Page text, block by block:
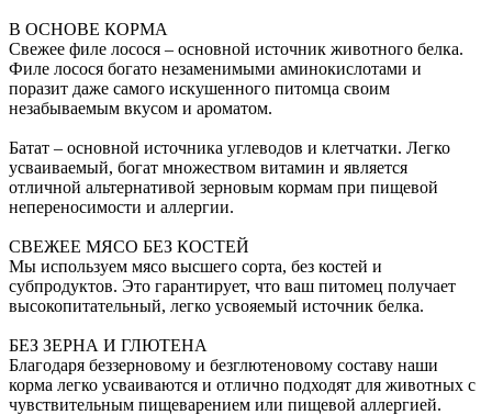
В ОСНОВЕ КОРМА
Свежее филе лосося – основной источник животного белка.
Филе лосося богато незаменимыми аминокислотами и
поразит даже самого искушенного питомца своим
незабываемым вкусом и ароматом.
Батат – основной источника углеводов и клетчатки. Легко
усваиваемый, богат множеством витамин и является
отличной альтернативой зерновым кормам при пищевой
непереносимости и аллергии.
СВЕЖЕЕ МЯСО БЕЗ КОСТЕЙ
Мы используем мясо высшего сорта, без костей и
субпродуктов. Это гарантирует, что ваш питомец получает
высокопитательный, легко усвояемый источник белка.
БЕЗ ЗЕРНА И ГЛЮТЕНА
Благодаря беззерновому и безглютеновому составу наши
корма легко усваиваются и отлично подходят для животных с
чувствительным пищеварением или пищевой аллергией.